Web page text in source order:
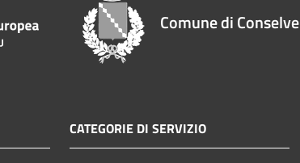
Comune di Conselve
CATEGORIE DI SERVIZIO